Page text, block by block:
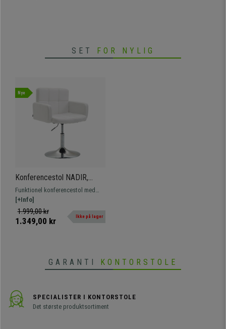
SET FOR NYLIG
Nye
Konferencestol NADIR,
Højdejusterbar, Metalfod, i
Hvid Læder
Funktionel konferencestol med
metalfod og højdejusterbar
polstret sæde.
[+Info]
1.999,00 kr
1.349,00 kr Ikke på lager
GARANTI KONTORSTOLE
SPECIALISTER I KONTORSTOLE
Det største produktsortiment